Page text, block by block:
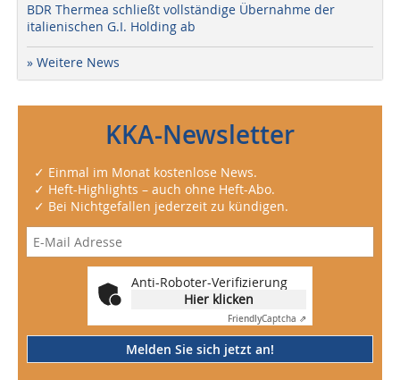
BDR Thermea schließt vollständige Übernahme der
italienischen G.I. Holding ab
» Weitere News
KKA-Newsletter
✓ Einmal im Monat kostenlose News.
✓ Heft-Highlights – auch ohne Heft-Abo.
✓ Bei Nichtgefallen jederzeit zu kündigen.
Anti-Roboter-Verifizierung
Hier klicken
FriendlyCaptcha ⇗
Melden Sie sich jetzt an!